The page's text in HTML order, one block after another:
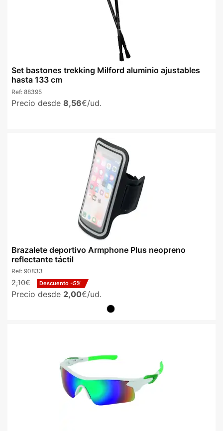
Set bastones trekking Milford aluminio ajustables
hasta 133 cm
Ref: 88395
Precio desde 8,56€/ud.
Brazalete deportivo Armphone Plus neopreno
reflectante táctil
Ref: 90833
2,10€ Descuento -5%
Precio desde 2,00€/ud.